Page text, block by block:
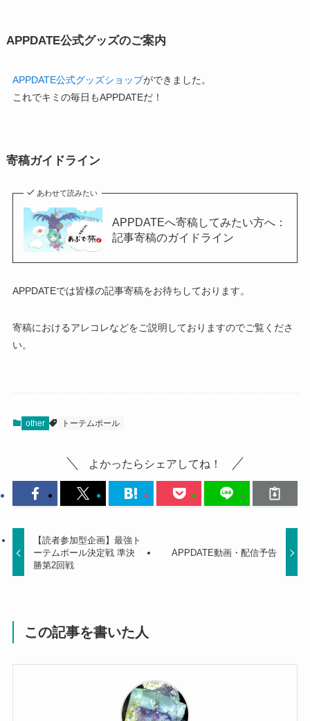
APPDATE公式グッズのご案内
APPDATE公式グッズショップができました。
これでキミの毎日もAPPDATEだ！
寄稿ガイドライン
あわせて読みたい
APPDATEへ寄稿してみたい方へ：
記事寄稿のガイドライン
APPDATEでは皆様の記事寄稿をお待ちしております。
寄稿におけるアレコレなどをご説明しておりますのでご覧くださ
い。
other トーテムポール
よかったらシェアしてね！
【読者参加型企画】最強ト
ーテムポール決定戦 準決
勝第2回戦
APPDATE動画・配信予告
この記事を書いた人